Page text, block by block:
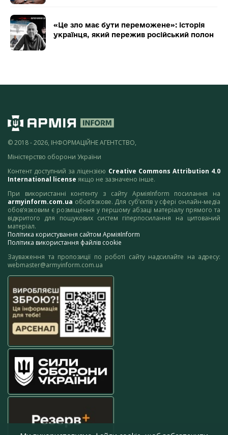
«Це зло має бути переможене»: історія
українця, який пережив російський полон
© 2018 - 2026, ІНФОРМАЦІЙНЕ АГЕНТСТВО,
Міністерство оборони України
Контент доступний за ліцензією Creative Commons Attribution 4.0
International license якщо не зазначено інше.
При використанні контенту з сайту АрміяInform посилання на
armyinform.com.ua обов’язкове. Для суб’єктів у сфері онлайн-медіа
обов’язковим є розміщення у першому абзаці матеріалу прямого та
відкритого для пошукових систем гіперпосилання на цитований
матеріал.
Політика користування сайтом АрміяInform
Політика використання файлів cookie
Зауваження та пропозиції по роботі сайту надсилайте на адресу:
webmaster@armyinform.com.ua